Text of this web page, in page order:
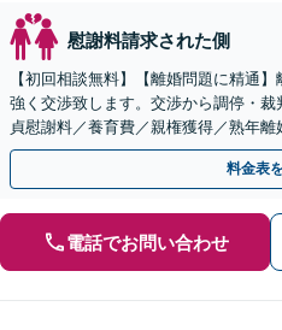
慰謝料請求された側
【初回相談無料】【離婚問題に精通
強く交渉致します。交渉から調停・
貞慰謝料／養育費／親権獲得／熟年
お任せを【王子駅3分】【当日／夜間
料金表
電話でお問い合わせ